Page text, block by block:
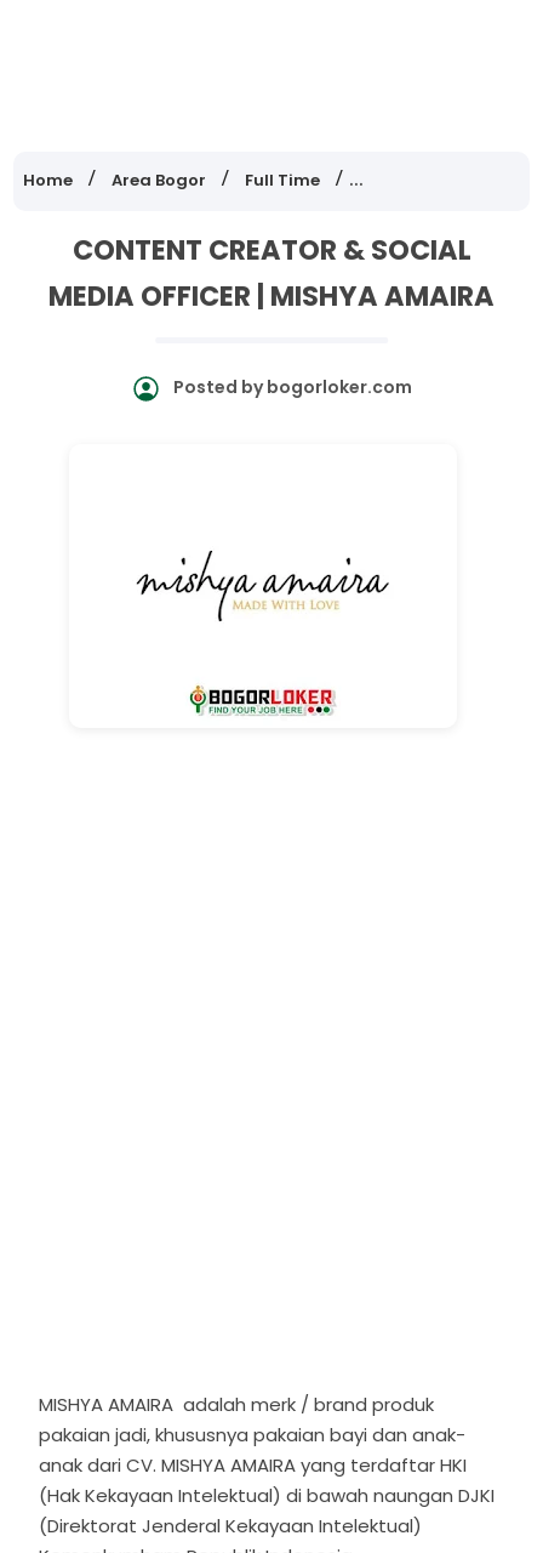
Home Area Bogor Full Time Lowongan Kerja
CONTENT CREATOR & SOCIAL
MEDIA OFFICER | MISHYA AMAIRA
Posted bybogorloker.com
MISHYA AMAIRA adalah merk / brand produk
pakaian jadi, khususnya pakaian bayi dan anak-
anak dari CV. MISHYA AMAIRA yang terdaftar HKI
(Hak Kekayaan Intelektual) di bawah naungan DJKI
(Direktorat Jenderal Kekayaan Intelektual)